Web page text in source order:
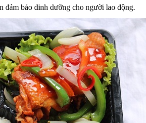
bảo dinh dưỡng cho người lao động.